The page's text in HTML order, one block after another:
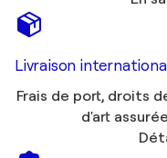
Livraison
Frais de port, droits
d'art